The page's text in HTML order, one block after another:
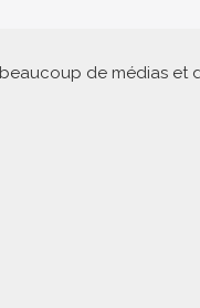
de médias et